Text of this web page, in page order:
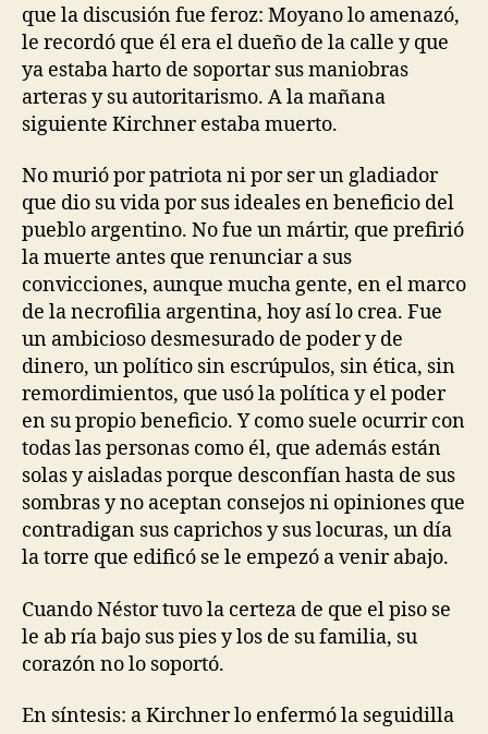
que la discusión fue feroz: Moyano lo amenazó,
le recordó que él era el dueño de la calle y que
ya estaba harto de soportar sus maniobras
arteras y su autoritarismo. A la mañana
siguiente Kirchner estaba muerto.
No murió por patriota ni por ser un gladiador
que dio su vida por sus ideales en beneficio del
pueblo argentino. No fue un mártir, que prefirió
la muerte antes que renunciar a sus
convicciones, aunque mucha gente, en el marco
de la necrofilia argentina, hoy así lo crea. Fue
un ambicioso desmesurado de poder y de
dinero, un político sin escrúpulos, sin ética, sin
remordimientos, que usó la política y el poder
en su propio beneficio. Y como suele ocurrir con
todas las personas como él, que además están
solas y aisladas porque desconfían hasta de sus
sombras y no aceptan consejos ni opiniones que
contradigan sus caprichos y sus locuras, un día
la torre que edificó se le empezó a venir abajo.
Cuando Néstor tuvo la certeza de que el piso se
le ab ría bajo sus pies y los de su familia, su
corazón no lo soportó.
En síntesis: a Kirchner lo enfermó la seguidilla